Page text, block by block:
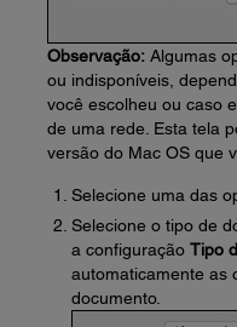
Observação: Algumas
ou indisponíveis,
você escolheu ou caso
de uma rede. Esta tela
versão do Mac OS que
Selecione uma das
Selecione o tipo de
a configuração Tipo
automaticamente as
documento.